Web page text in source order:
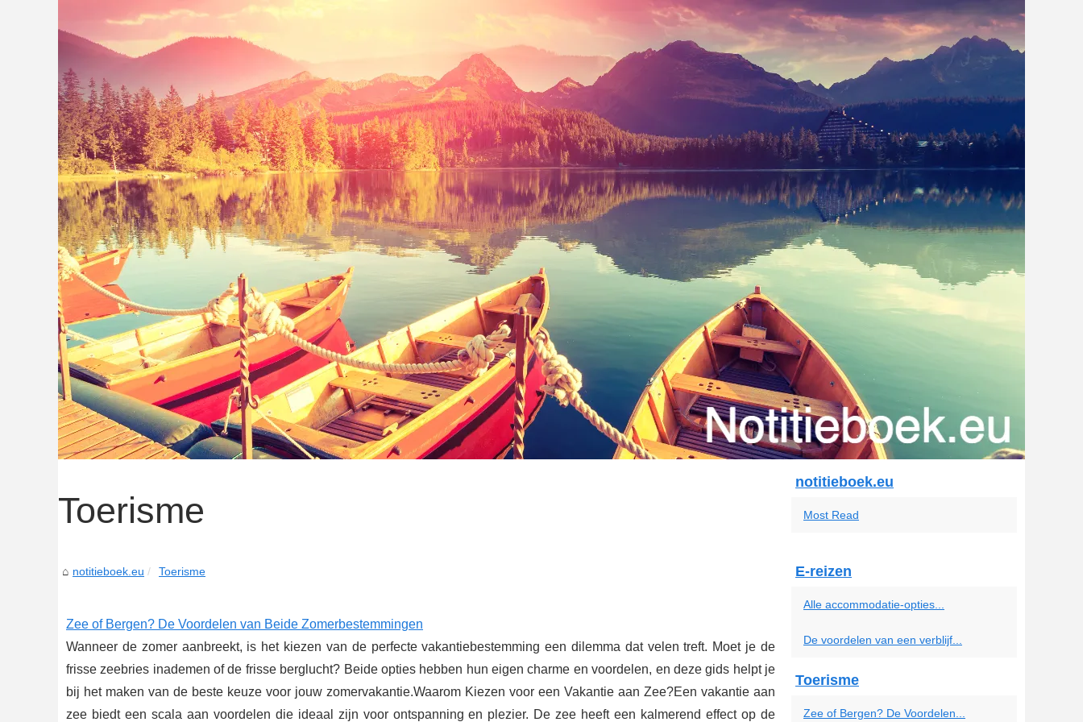
Toerisme
notitieboek.eu Toerisme
Zee of Bergen? De Voordelen van Beide Zomerbestemmingen
Wanneer de zomer aanbreekt, is het kiezen van de perfecte vakantiebestemming een dilemma dat velen treft. Moet je de
frisse zeebries inademen of de frisse berglucht? Beide opties hebben hun eigen charme en voordelen, en deze gids helpt je
bij het maken van de beste keuze voor jouw zomervakantie.Waarom Kiezen voor een Vakantie aan Zee?Een vakantie aan
zee biedt een scala aan voordelen die ideaal zijn voor ontspanning en plezier. De zee heeft een kalmerend effect op de
notitieboek.eu
Most Read
E-reizen
Alle accommodatie-opties...
De voordelen van een verblijf...
Toerisme
Zee of Bergen? De Voordelen...